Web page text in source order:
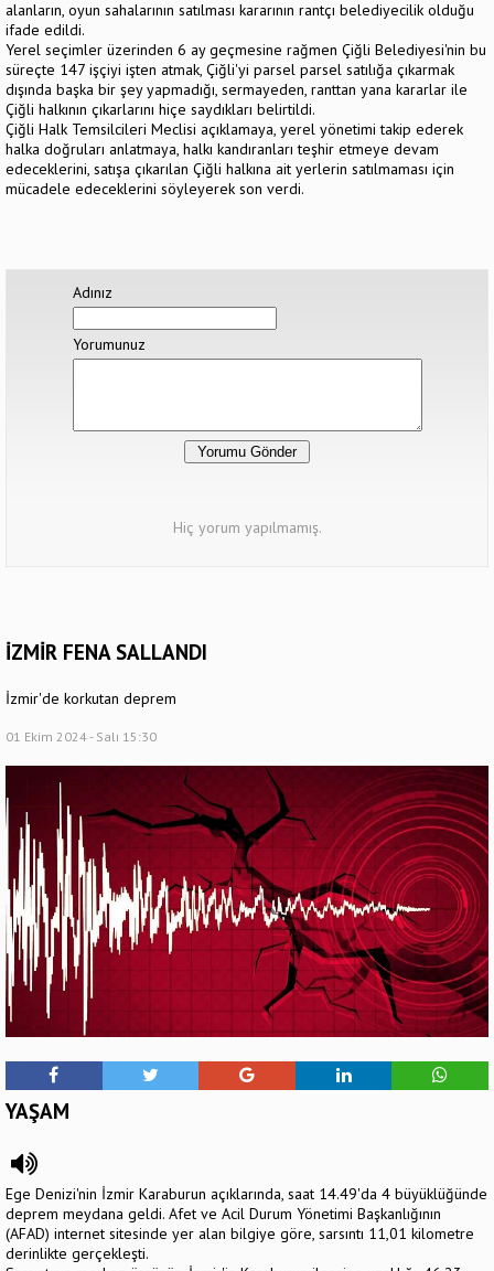
alanların, oyun sahalarının satılması kararının rantçı belediyecilik olduğu
ifade edildi.
Yerel seçimler üzerinden 6 ay geçmesine rağmen Çiğli Belediyesi'nin bu
süreçte 147 işçiyi işten atmak, Çiğli'yi parsel parsel satılığa çıkarmak
dışında başka bir şey yapmadığı, sermayeden, ranttan yana kararlar ile
Çiğli halkının çıkarlarını hiçe saydıkları belirtildi.
Çiğli Halk Temsilcileri Meclisi açıklamaya, yerel yönetimi takip ederek
halka doğruları anlatmaya, halkı kandıranları teşhir etmeye devam
edeceklerini, satışa çıkarılan Çiğli halkına ait yerlerin satılmaması için
mücadele edeceklerini söyleyerek son verdi.
Adınız
Yorumunuz
Hiç yorum yapılmamış.
İZMİR FENA SALLANDI
İzmir'de korkutan deprem
01 Ekim 2024 - Salı 15:30
YAŞAM
Ege Denizi'nin İzmir Karaburun açıklarında, saat 14.49'da 4 büyüklüğünde
deprem meydana geldi. Afet ve Acil Durum Yönetimi Başkanlığının
(AFAD) internet sitesinde yer alan bilgiye göre, sarsıntı 11,01 kilometre
derinlikte gerçekleşti.